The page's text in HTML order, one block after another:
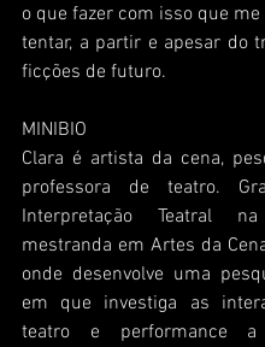
o que fazer com isso que
tentar, a partir e apesar do
ficções de futuro.
MINIBIO
Clara é artista da cena,
professora de teatro.
Interpretação Teatral
mestranda em Artes da
onde desenvolve uma
em que investiga as
teatro e performance